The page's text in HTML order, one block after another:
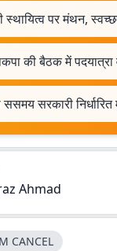
पर मंथन,
की बैठक में पदयात्रा
ससमय सरकारी
Ahmad
CANCEL